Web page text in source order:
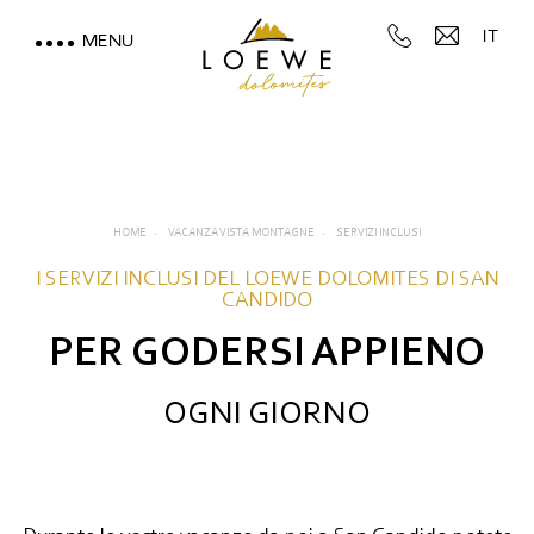
LOEWE DOLOMITES
Camere, suite e prezzi
Servizi inclusi
Buono a sapersi
MENU IT
HOME VACANZA VISTA MONTAGNE SERVIZI INCLUSI
I SERVIZI INCLUSI DEL LOEWE DOLOMITES DI SAN
CANDIDO
PER GODERSI APPIENO
OGNI GIORNO